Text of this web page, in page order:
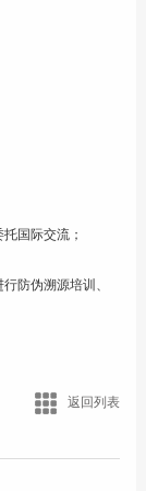
国际交流；
防伪溯源培训、
返回列表